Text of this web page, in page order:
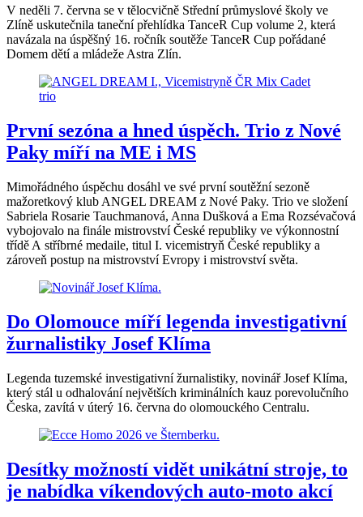
V neděli 7. června se v tělocvičně Střední průmyslové školy ve
Zlíně uskutečnila taneční přehlídka TanceR Cup volume 2, která
navázala na úspěšný 16. ročník soutěže TanceR Cup pořádané
Domem dětí a mládeže Astra Zlín.
První sezóna a hned úspěch. Trio z Nové
Paky míří na ME i MS
Mimořádného úspěchu dosáhl ve své první soutěžní sezoně
mažoretkový klub ANGEL DREAM z Nové Paky. Trio ve složení
Sabriela Rosarie Tauchmanová, Anna Dušková a Ema Rozsévačová
vybojovalo na finále mistrovství České republiky ve výkonnostní
třídě A stříbrné medaile, titul I. vicemistryň České republiky a
zároveň postup na mistrovství Evropy i mistrovství světa.
Do Olomouce míří legenda investigativní
žurnalistiky Josef Klíma
Legenda tuzemské investigativní žurnalistiky, novinář Josef Klíma,
který stál u odhalování největších kriminálních kauz porevolučního
Česka, zavítá v úterý 16. června do olomouckého Centralu.
Desítky možností vidět unikátní stroje, to
je nabídka víkendových auto-moto akcí